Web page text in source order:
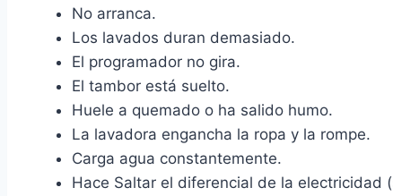
No arranca.
Los lavados duran demasiado.
El programador no gira.
El tambor está suelto.
Huele a quemado o ha salido humo.
La lavadora engancha la ropa y la rompe.
Carga agua constantemente.
Hace Saltar el diferencial de la electricidad